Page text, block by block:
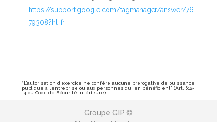
https://support.google.com/tagmanager/answer/76
79308?hl=fr.
“L’autorisation d’exercice ne confère aucune prérogative de puissance
publique à l’entreprise ou aux personnes qui en bénéficient” (Art. 612-
14 du Code de Sécurité Intérieure)
Groupe GIP ©